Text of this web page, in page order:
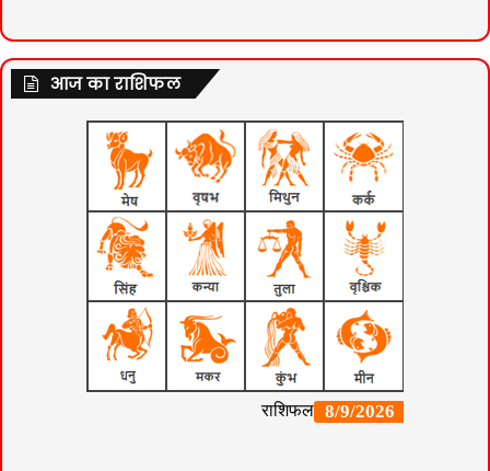
आज का राशिफल